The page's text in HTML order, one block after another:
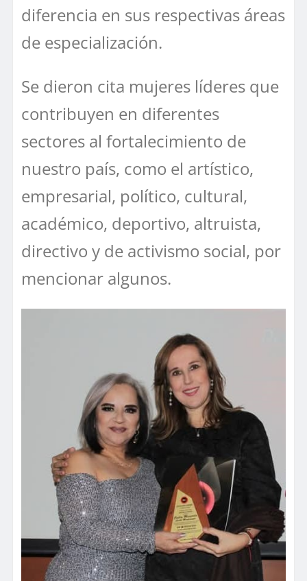
diferencia en sus respectivas áreas
de especialización.
Se dieron cita mujeres líderes que
contribuyen en diferentes
sectores al fortalecimiento de
nuestro país, como el artístico,
empresarial, político, cultural,
académico, deportivo, altruista,
directivo y de activismo social, por
mencionar algunos.